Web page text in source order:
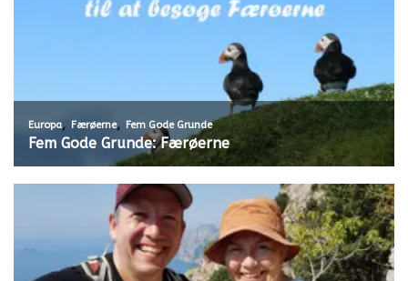
Europa, Færøerne, Fem Gode Grunde
Fem Gode Grunde: Færøerne